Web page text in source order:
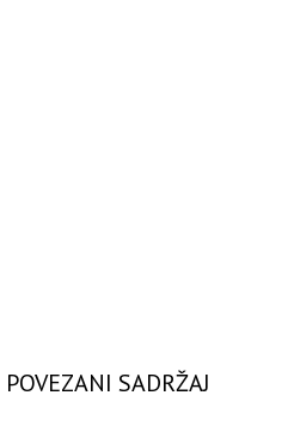
POVEZANI SADRŽAJ